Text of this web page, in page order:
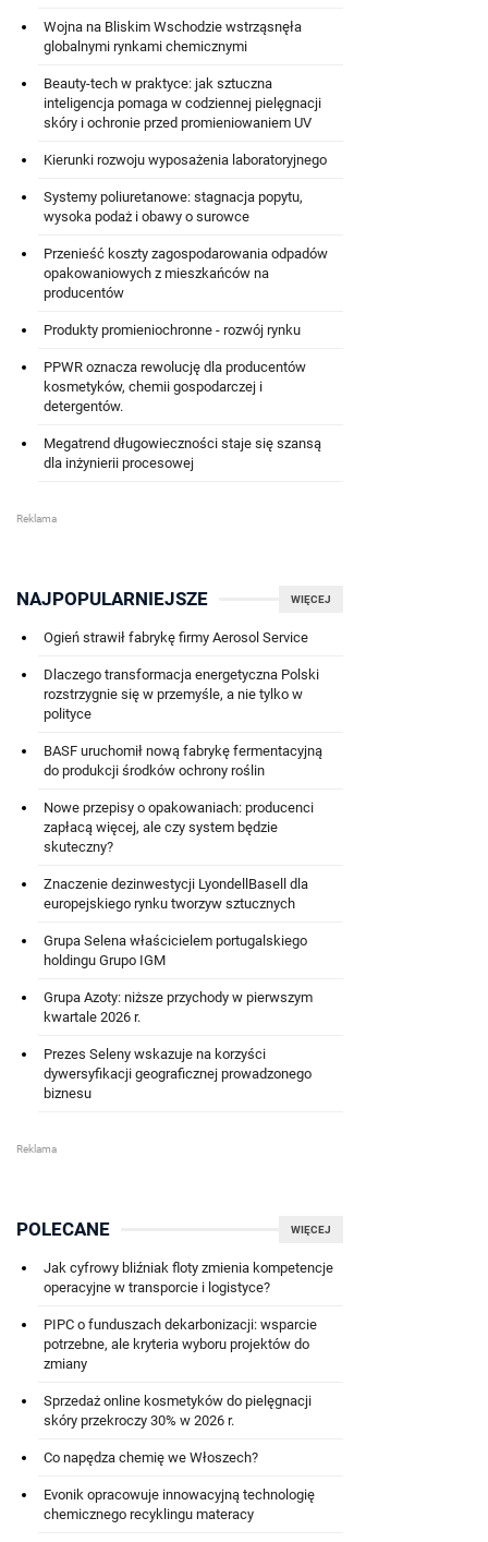
Wojna na Bliskim Wschodzie wstrząsnęła
globalnymi rynkami chemicznymi
Beauty-tech w praktyce: jak sztuczna
inteligencja pomaga w codziennej pielęgnacji
skóry i ochronie przed promieniowaniem UV
Kierunki rozwoju wyposażenia laboratoryjnego
Systemy poliuretanowe: stagnacja popytu,
wysoka podaż i obawy o surowce
Przenieść koszty zagospodarowania odpadów
opakowaniowych z mieszkańców na
producentów
Produkty promieniochronne - rozwój rynku
PPWR oznacza rewolucję dla producentów
kosmetyków, chemii gospodarczej i
detergentów.
Megatrend długowieczności staje się szansą
dla inżynierii procesowej
WIĘCEJ
NAJPOPULARNIEJSZE
Ogień strawił fabrykę firmy Aerosol Service
Dlaczego transformacja energetyczna Polski
rozstrzygnie się w przemyśle, a nie tylko w
polityce
BASF uruchomił nową fabrykę fermentacyjną
do produkcji środków ochrony roślin
Nowe przepisy o opakowaniach: producenci
zapłacą więcej, ale czy system będzie
skuteczny?
Znaczenie dezinwestycji LyondellBasell dla
europejskiego rynku tworzyw sztucznych
Grupa Selena właścicielem portugalskiego
holdingu Grupo IGM
Grupa Azoty: niższe przychody w pierwszym
kwartale 2026 r.
Prezes Seleny wskazuje na korzyści
dywersyfikacji geograficznej prowadzonego
biznesu
WIĘCEJ
POLECANE
Jak cyfrowy bliźniak floty zmienia kompetencje
operacyjne w transporcie i logistyce?
PIPC o funduszach dekarbonizacji: wsparcie
potrzebne, ale kryteria wyboru projektów do
zmiany
Sprzedaż online kosmetyków do pielęgnacji
skóry przekroczy 30% w 2026 r.
Co napędza chemię we Włoszech?
Evonik opracowuje innowacyjną technologię
chemicznego recyklingu materacy